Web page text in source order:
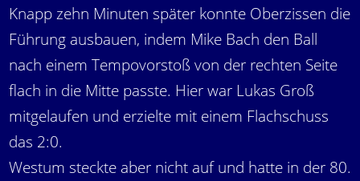
Knapp zehn Minuten später konnte Oberzissen die
Führung ausbauen, indem Mike Bach den Ball
nach einem Tempovorstoß von der rechten Seite
flach in die Mitte passte. Hier war Lukas Groß
mitgelaufen und erzielte mit einem Flachschuss
das 2:0.
Westum steckte aber nicht auf und hatte in der 80.